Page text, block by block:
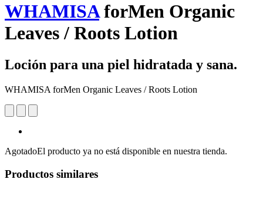
WHAMISAforMen Organic
Leaves / Roots Lotion
Loción para una piel hidratada y sana.
WHAMISA forMen Organic Leaves / Roots Lotion
AgotadoEl producto ya no está disponible en nuestra tienda.
Productos similares